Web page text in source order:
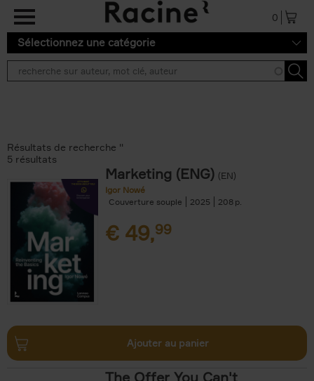
Aller au contenu principal
0
Sélectionnez une catégorie
Résultats de recherche ''
5 résultats
Marketing (ENG) (EN)
Igor Nowé
Couverture souple
2025 208
€ 49,99
Ajouter au panier
The Offer You Can't